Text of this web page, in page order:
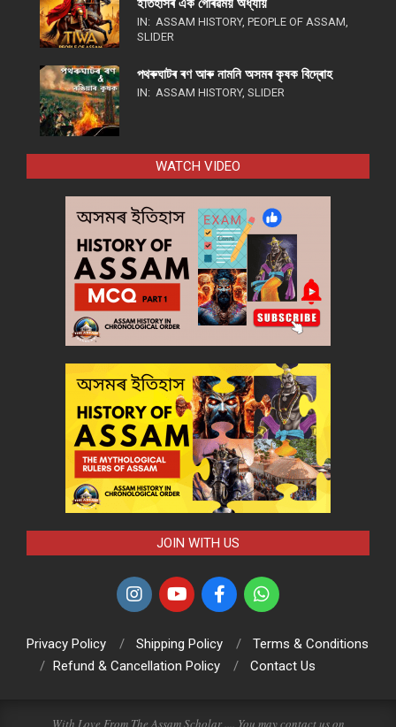
ইতিহাসৰ এক গৌৰৱময় অধ্যায়
IN: ASSAM HISTORY, PEOPLE OF ASSAM
SLIDER
পথ​ৰুঘাট​ৰ ৰণ আৰু নামনি অসম​ৰ কৃষক বিদ্ৰোহ​
IN: ASSAM HISTORY, SLIDER
WATCH VIDEO
JOIN WITH US
Privacy Policy Shipping Policy
Terms & Conditions
Refund & Cancellation Policy
Contact Us